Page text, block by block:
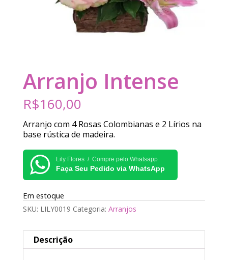
Arranjo Intense
R$160,00
Arranjo com 4 Rosas Colombianas e 2 Lírios na
base rústica de madeira.
Lily Flores / Compre pelo Whatsapp
Faça Seu Pedido via WhatsApp
Em estoque
SKU: LILY0019 Categoria: Arranjos
Descrição